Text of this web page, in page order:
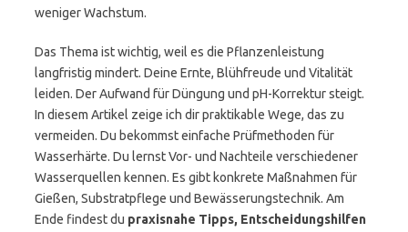
weniger Wachstum.
Das Thema ist wichtig, weil es die Pflanzenleistung
langfristig mindert. Deine Ernte, Blühfreude und Vitalität
leiden. Der Aufwand für Düngung und pH-Korrektur steigt.
In diesem Artikel zeige ich dir praktikable Wege, das zu
vermeiden. Du bekommst einfache Prüfmethoden für
Wasserhärte. Du lernst Vor- und Nachteile verschiedener
Wasserquellen kennen. Es gibt konkrete Maßnahmen für
Gießen, Substratpflege und Bewässerungstechnik. Am
Ende findest du praxisnahe Tipps, Entscheidungshilfen